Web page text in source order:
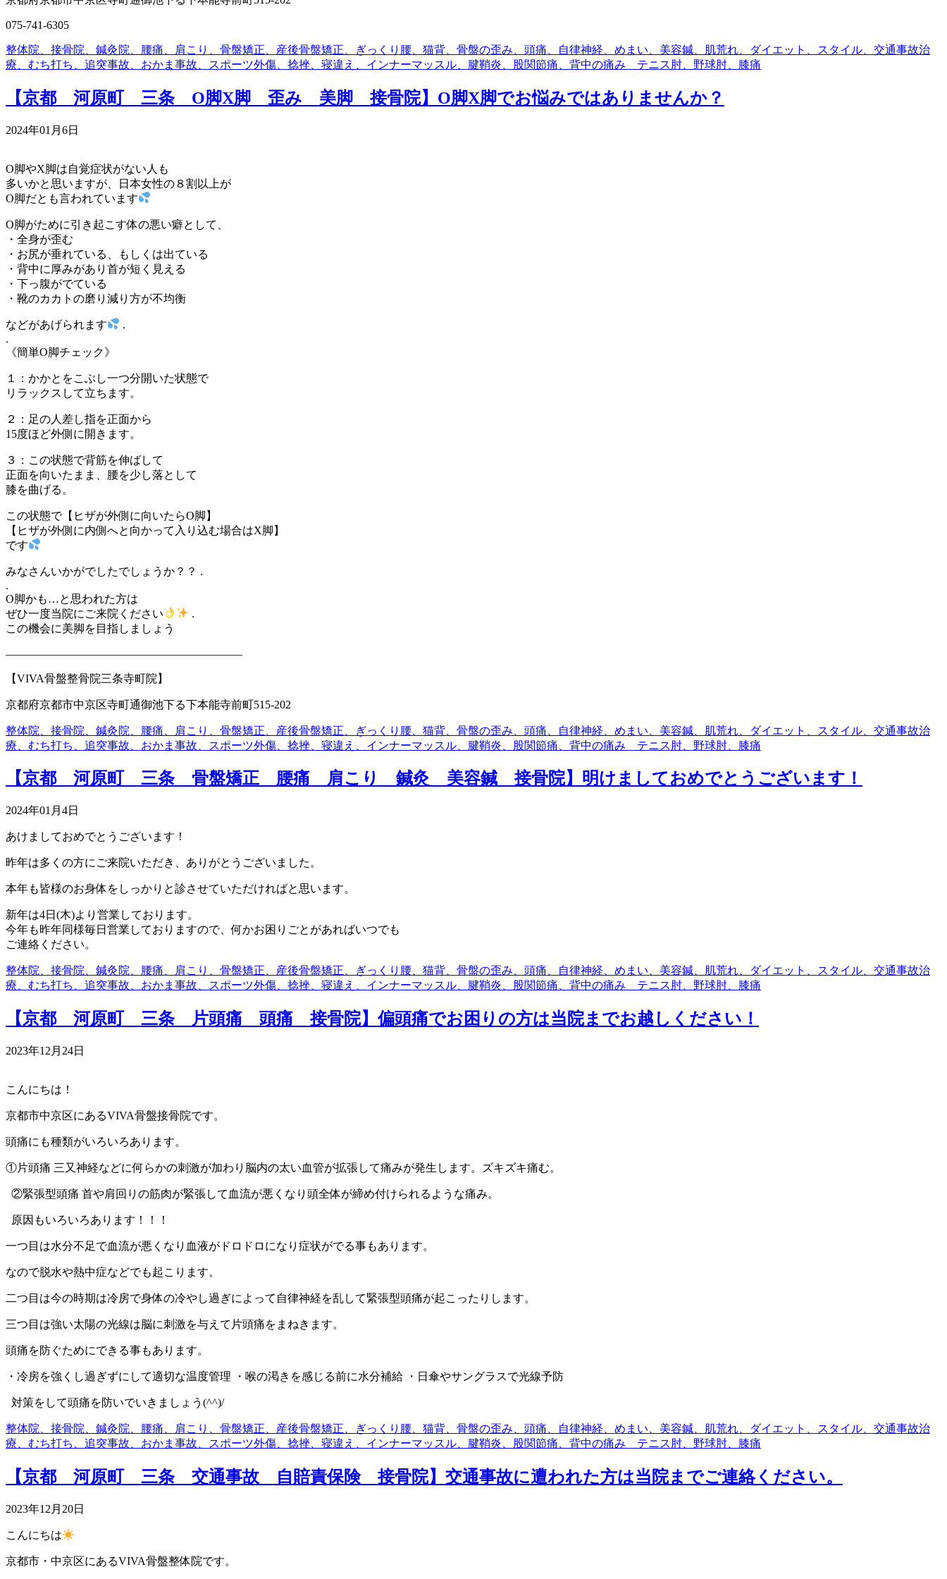
075-741-6305
整体院、接骨院、鍼灸院、腰痛、肩こり、骨盤矯正、産後骨盤矯正、ぎっくり腰、猫背、骨盤の歪み、頭痛、自律神経、めまい、美容鍼、肌荒れ、ダイエット、スタイル、交通事故治
療、むち打ち、追突事故、おかま事故、スポーツ外傷、捻挫、寝違え、インナーマッスル、腱鞘炎、股関節痛、背中の痛み テニス肘、野球肘、膝痛
【京都 河原町 三条 O脚X脚 歪み 美脚 接骨院】O脚X脚でお悩みではありませんか？
2024年01月6日
O脚やX脚は自覚症状がない人も
多いかと思いますが、日本女性の８割以上が
O脚だとも言われています
O脚がために引き起こす体の悪い癖として、
・全身が歪む
・お尻が垂れている、もしくは出ている
・背中に厚みがあり首が短く見える
・下っ腹がでている
・靴のカカトの磨り減り方が不均衡
などがあげられます
.
.
《簡単O脚チェック》
１：かかとをこぶし一つ分開いた状態で
リラックスして立ちます。
２：足の人差し指を正面から
15度ほど外側に開きます。
３：この状態で背筋を伸ばして
正面を向いたまま、腰を少し落として
膝を曲げる。
この状態で【ヒザが外側に向いたらO脚】
【ヒザが外側に内側へと向かって入り込む場合はX脚】
です
みなさんいかがでしたでしょうか？？ .
.
O脚かも…と思われた方は
ぜひ一度当院にご来院ください
.
この機会に美脚を目指しましょう
—————————————————————
【VIVA骨盤整骨院三条寺町院】
京都府京都市中京区寺町通御池下る下本能寺前町515-202
整体院、接骨院、鍼灸院、腰痛、肩こり、骨盤矯正、産後骨盤矯正、ぎっくり腰、猫背、骨盤の歪み、頭痛、自律神経、めまい、美容鍼、肌荒れ、ダイエット、スタイル、交通事故治
療、むち打ち、追突事故、おかま事故、スポーツ外傷、捻挫、寝違え、インナーマッスル、腱鞘炎、股関節痛、背中の痛み テニス肘、野球肘、膝痛
【京都 河原町 三条 骨盤矯正 腰痛 肩こり 鍼灸 美容鍼 接骨院】明けましておめでとうございます！
2024年01月4日
あけましておめでとうございます！
昨年は多くの方にご来院いただき、ありがとうございました。
本年も皆様のお身体をしっかりと診させていただければと思います。
新年は4日(木)より営業しております。
今年も昨年同様毎日営業しておりますので、何かお困りごとがあればいつでも
ご連絡ください。
整体院、接骨院、鍼灸院、腰痛、肩こり、骨盤矯正、産後骨盤矯正、ぎっくり腰、猫背、骨盤の歪み、頭痛、自律神経、めまい、美容鍼、肌荒れ、ダイエット、スタイル、交通事故治
療、むち打ち、追突事故、おかま事故、スポーツ外傷、捻挫、寝違え、インナーマッスル、腱鞘炎、股関節痛、背中の痛み テニス肘、野球肘、膝痛
【京都 河原町 三条 片頭痛 頭痛 接骨院】偏頭痛でお困りの方は当院までお越しください！
2023年12月24日
こんにちは！
京都市中京区にあるVIVA骨盤接骨院です。
頭痛にも種類がいろいろあります。
①片頭痛 三又神経などに何らかの刺激が加わり脳内の太い血管が拡張して痛みが発生します。ズキズキ痛む。
②緊張型頭痛 首や肩回りの筋肉が緊張して血流が悪くなり頭全体が締め付けられるような痛み。
原因もいろいろあります！！！
一つ目は水分不足で血流が悪くなり血液がドロドロになり症状がでる事もあります。
なので脱水や熱中症などでも起こります。
二つ目は今の時期は冷房で身体の冷やし過ぎによって自律神経を乱して緊張型頭痛が起こったりします。
三つ目は強い太陽の光線は脳に刺激を与えて片頭痛をまねきます。
頭痛を防ぐためにできる事もあります。
・冷房を強くし過ぎずにして適切な温度管理 ・喉の渇きを感じる前に水分補給 ・日傘やサングラスで光線予防
対策をして頭痛を防いでいきましょう(^^)/
整体院、接骨院、鍼灸院、腰痛、肩こり、骨盤矯正、産後骨盤矯正、ぎっくり腰、猫背、骨盤の歪み、頭痛、自律神経、めまい、美容鍼、肌荒れ、ダイエット、スタイル、交通事故治
療、むち打ち、追突事故、おかま事故、スポーツ外傷、捻挫、寝違え、インナーマッスル、腱鞘炎、股関節痛、背中の痛み テニス肘、野球肘、膝痛
【京都 河原町 三条 交通事故 自賠責保険 接骨院】交通事故に遭われた方は当院までご連絡ください。
2023年12月20日
こんにちは
京都市・中京区にあるVIVA骨盤整体院です。